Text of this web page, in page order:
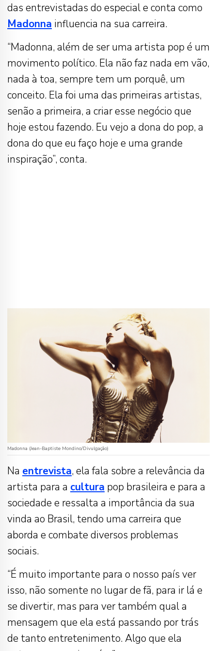
das entrevistadas do especial e conta como
Madonna influencia na sua carreira.
“Madonna, além de ser uma artista pop é um
movimento político. Ela não faz nada em vão,
nada à toa, sempre tem um porquê, um
conceito. Ela foi uma das primeiras artistas,
senão a primeira, a criar esse negócio que
hoje estou fazendo. Eu vejo a dona do pop, a
dona do que eu faço hoje e uma grande
inspiração”, conta.
Madonna (Jean-Baptiste Mondino/Divulgação)
Na entrevista, ela fala sobre a relevância da
artista para a cultura pop brasileira e para a
sociedade e ressalta a importância da sua
vinda ao Brasil, tendo uma carreira que
aborda e combate diversos problemas
sociais.
“É muito importante para o nosso país ver
isso, não somente no lugar de fã, para ir lá e
se divertir, mas para ver também qual a
mensagem que ela está passando por trás
de tanto entretenimento. Algo que ela